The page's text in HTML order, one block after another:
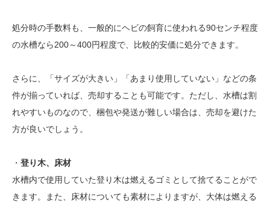
処分時の手数料も、一般的にヘビの飼育に使われる90センチ程度
の水槽なら200～400円程度で、比較的安価に処分できます。
さらに、「サイズが大きい」「あまり使用していない」などの条
件が揃っていれば、売却することも可能です。ただし、水槽は割
れやすいものなので、梱包や発送が難しい場合は、売却を避けた
方が良いでしょう。
・ 登り木、床材
水槽内で使用していた登り木は燃えるゴミとして捨てることがで
きます。また、床材についても素材によりますが、大体は燃える